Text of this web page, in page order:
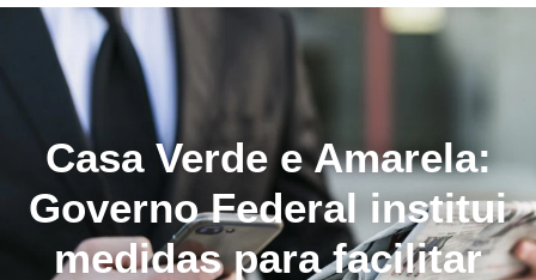
Casa Verde e Amarela:
Governo Federal institui
medidas para facilitar